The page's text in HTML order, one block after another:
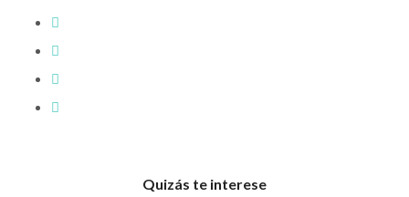
Quizás te interese